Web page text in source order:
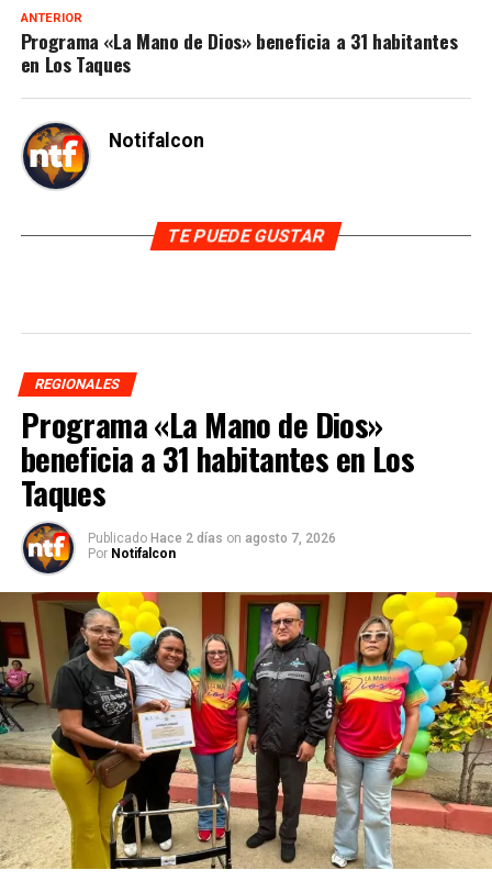
ANTERIOR
Programa «La Mano de Dios» beneficia a 31 habitantes
en Los Taques
Notifalcon
TE PUEDE GUSTAR
REGIONALES
Programa «La Mano de Dios»
beneficia a 31 habitantes en Los
Taques
Publicado Hace 2 días on agosto 7, 2026
Por Notifalcon